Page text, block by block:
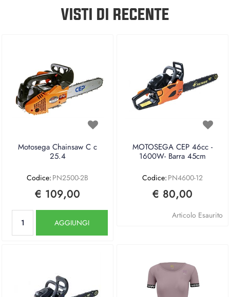
VISTI DI RECENTE
Motosega Chainsaw C c
25.4
Codice: PN2500-2B
€ 109,00
AGGIUNGI
MOTOSEGA CEP 46cc -
1600W- Barra 45cm
Codice: PN4600-12
€ 80,00
Articolo Esaurito